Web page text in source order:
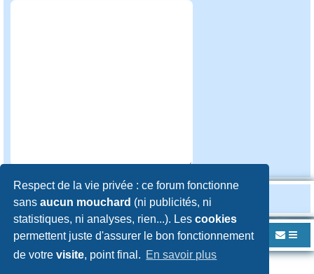
Respect de la vie privée : ce forum fonctionne
sansaucun mouchard (ni publicités, ni
statistiques, ni analyses, rien...). Lescookies
permettent juste d'assurer le bon fonctionnement
de votrevisite, point final. En savoir plus
Index du forum Contacter un administrateur du forum